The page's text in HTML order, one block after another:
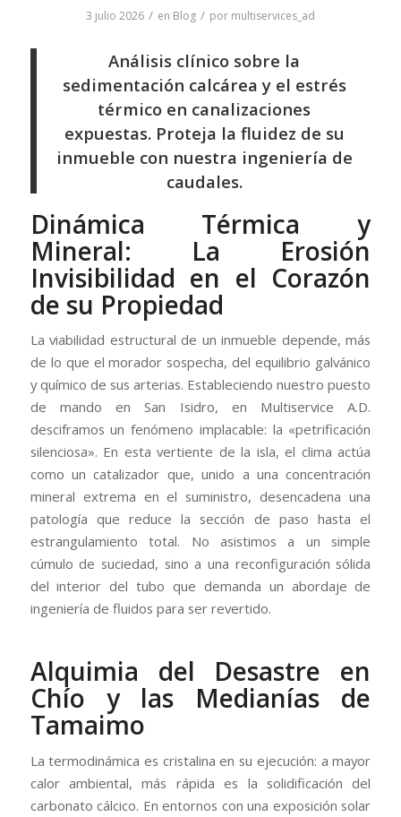
3 julio 2026 / en Blog / por multiservices_ad
Análisis clínico sobre la
sedimentación calcárea y el estrés
térmico en canalizaciones
expuestas. Proteja la fluidez de su
inmueble con nuestra ingeniería de
caudales.
Dinámica Térmica y
Mineral: La Erosión
Invisibilidad en el Corazón
de su Propiedad
La viabilidad estructural de un inmueble depende, más
de lo que el morador sospecha, del equilibrio galvánico
y químico de sus arterias. Estableciendo nuestro puesto
de mando en San Isidro, en Multiservice A.D.
desciframos un fenómeno implacable: la «petrificación
silenciosa». En esta vertiente de la isla, el clima actúa
como un catalizador que, unido a una concentración
mineral extrema en el suministro, desencadena una
patología que reduce la sección de paso hasta el
estrangulamiento total. No asistimos a un simple
cúmulo de suciedad, sino a una reconfiguración sólida
del interior del tubo que demanda un abordaje de
ingeniería de fluidos para ser revertido.
Alquimia del Desastre en
Chío y las Medianías de
Tamaimo
La termodinámica es cristalina en su ejecución: a mayor
calor ambiental, más rápida es la solidificación del
carbonato cálcico. En entornos con una exposición solar